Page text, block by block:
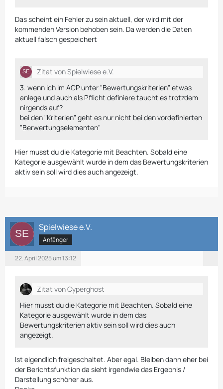
Das scheint ein Fehler zu sein aktuell, der wird mit der
kommenden Version behoben sein. Da werden die Daten
aktuell falsch gespeichert
Zitat von Spielwiese e.V.
3. wenn ich im ACP unter "Bewertungskriterien" etwas
anlege und auch als Pflicht definiere taucht es trotzdem
nirgends auf?
bei den "Kriterien" geht es nur nicht bei den vordefinierten
"Berwertungselementen"
Hier musst du die Kategorie mit Beachten. Sobald eine
Kategorie ausgewählt wurde in dem das Bewertungskriterien
aktiv sein soll wird dies auch angezeigt.
Spielwiese e.V.
Anfänger
22. April 2025 um 13:12
Zitat von Cyperghost
Hier musst du die Kategorie mit Beachten. Sobald eine
Kategorie ausgewählt wurde in dem das
Bewertungskriterien aktiv sein soll wird dies auch
angezeigt.
Ist eigendlich freigeschaltet. Aber egal. Bleiben dann eher bei
der Berichtsfunktion da sieht irgendwie das Ergebnis /
Darstellung schöner aus.